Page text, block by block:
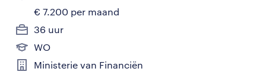
€ 7.200 per maand
36 uur
WO
Ministerie van Financiën